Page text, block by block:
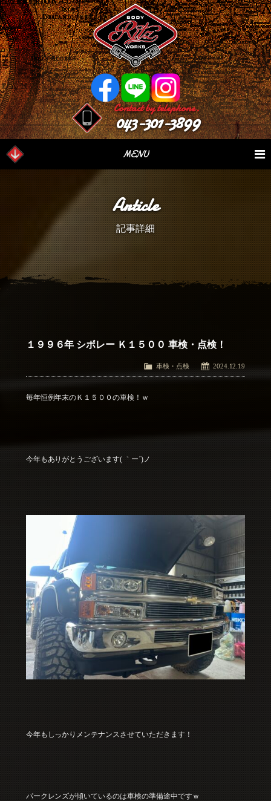
Contact by telephone.
043-301-3899
MENU
Our Serivce Stock List
在庫車情報
Parts Sales
パーツ情報 Case Study
作業日誌
Blog
つぶやき Factory
会社概要
Article
記事詳細
１９９６年 シボレー Ｋ１５００ 車検・点検！
2024.12.19
車検・点検
毎年恒例年末のＫ１５００の車検！ｗ
今年もありがとうございます( ｀ー´)ノ
今年もしっかりメンテナンスさせていただきます！
パークレンズが傾いているのは車検の準備途中ですｗ